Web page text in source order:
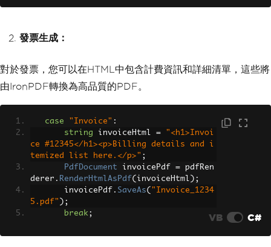
發票生成：
對於發票，您可以在HTML中包含計費資訊和詳細清單，這些將
由IronPDF轉換為高品質的PDF。
case "Invoice" :
string invoiceHtml =
"<h1>Invoi
ce #12345</h1><p>Billing details and i
temized list here.</p>" ;
PdfDocument invoicePdf = pdfRen
derer . RenderHtmlAsPdf( invoiceHtml );
       invoicePdf
. SaveAs( "Invoice_1234
5.pdf" );
break; VB C#